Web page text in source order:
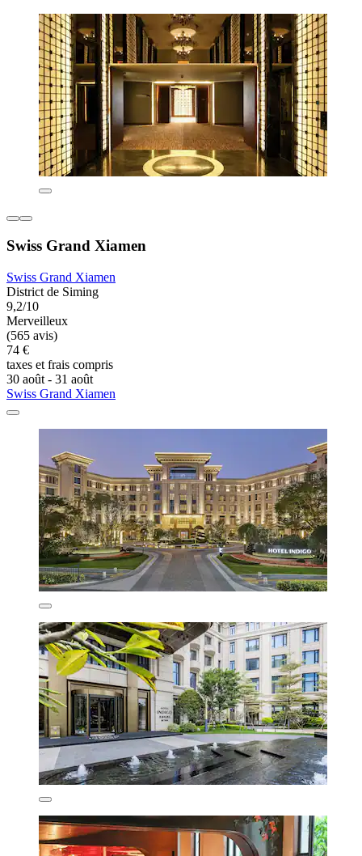
Swiss Grand Xiamen
Swiss Grand Xiamen
District de Siming
9,2/10
Merveilleux
(565 avis)
74 €
taxes et frais compris
30 août - 31 août
Swiss Grand Xiamen